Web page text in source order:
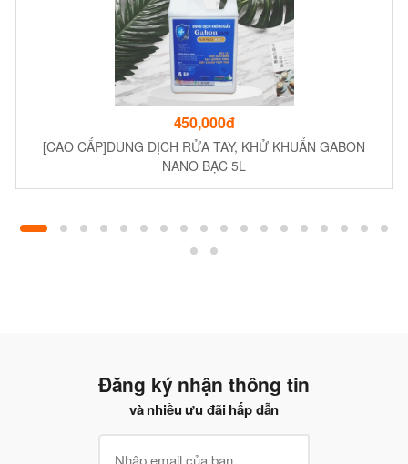
450,000đ
[CAO CẤP]DUNG DỊCH RỬA TAY, KHỬ KHUẨN GABON
NANO BẠC 5L
Đăng ký nhận thông tin
và nhiều ưu đãi hấp dẫn